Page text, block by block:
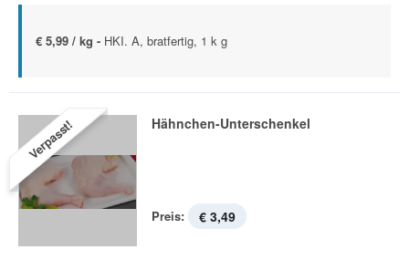
€ 5,99 / kg - HKI. A, bratfertig, 1 k g
Verpasst! Hähnchen-Unterschenkel
Preis: € 3,49